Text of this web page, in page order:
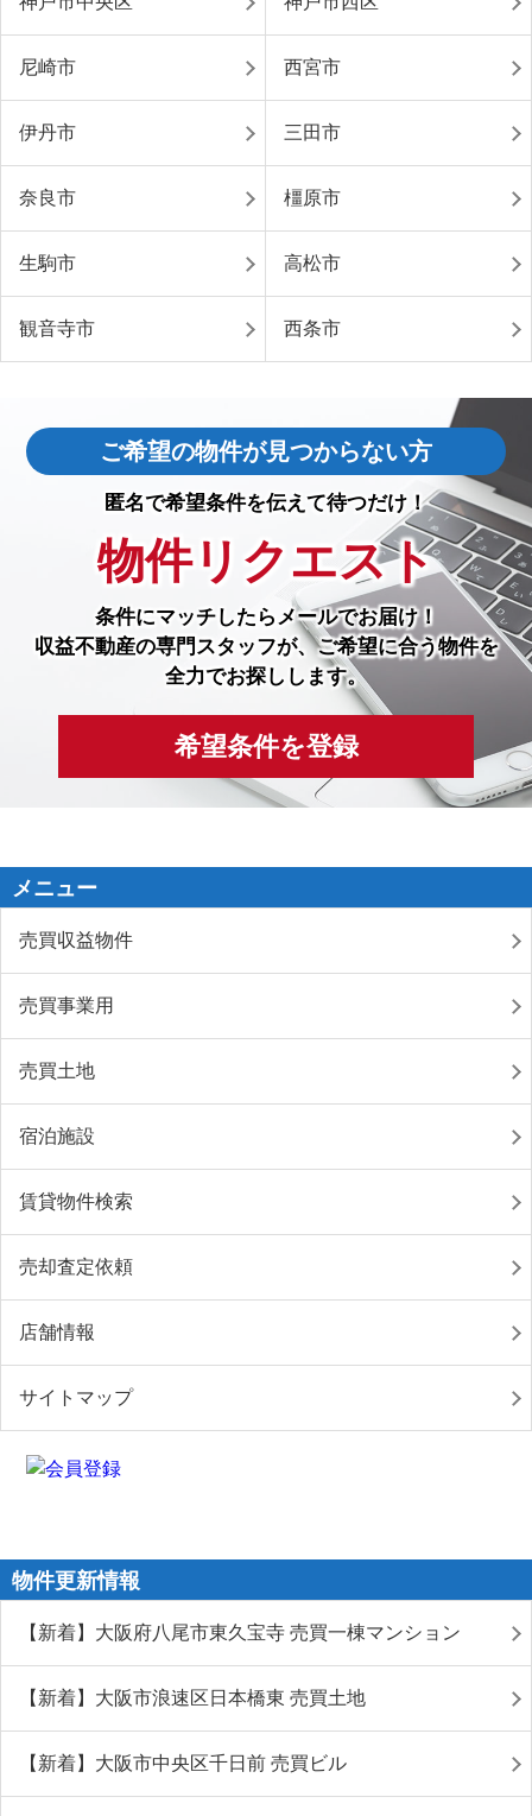
尼崎市 西宮市
伊丹市 三田市
奈良市 橿原市
生駒市 高松市
観音寺市 西条市
ご希望の物件が見つからない方
匿名で希望条件を伝えて待つだけ！
物件リクエスト
条件にマッチしたら メールでお届け！
収益不動産の専門スタッフが、ご希望に合う物件を
全力でお探しします。
希望条件を登録
メニュー
売買収益物件
売買事業用
売買土地
宿泊施設
賃貸物件検索
売却査定依頼
店舗情報
サイトマップ
物件更新情報
【新着】大阪府八尾市東久宝寺 売買一棟マンション
【新着】大阪市浪速区日本橋東 売買土地
【新着】大阪市中央区千日前 売買ビル